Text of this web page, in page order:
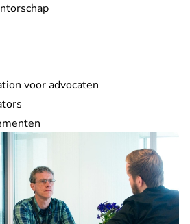
voor advocaten